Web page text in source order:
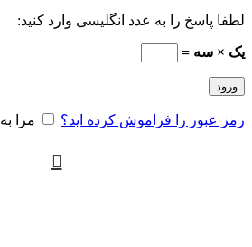
لطفا پاسخ را به عدد انگلیسی وارد کنید:
یک × سه =
ورود
رمز عبور را فراموش کرده اید؟ مرا